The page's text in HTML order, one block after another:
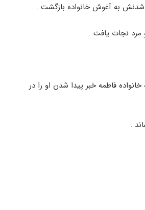
نجات یافت .
فاطمه خبر پیدا شدن او را در